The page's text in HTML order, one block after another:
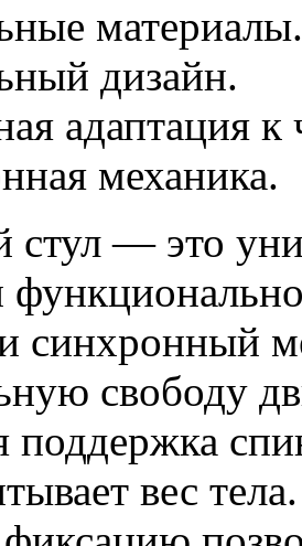
материалы.
дизайн.
адаптация к
механика.
стул — это
синхронный
свободу
поддержка
вес